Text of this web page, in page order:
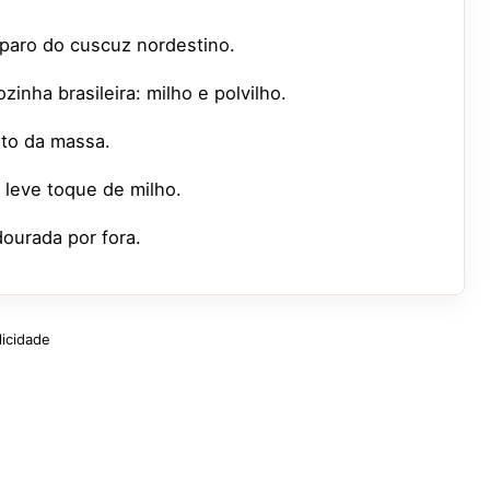
do cuscuz nordestino.
brasileira: milho e polvilho.
da massa.
toque de milho.
por fora.